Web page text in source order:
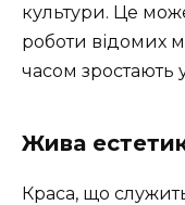
культури. Це
роботи відомих
часом зростають у
Жива
Краса, що